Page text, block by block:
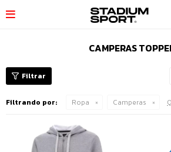

CAMPERAS
Filtrando por: Ropa Camperas